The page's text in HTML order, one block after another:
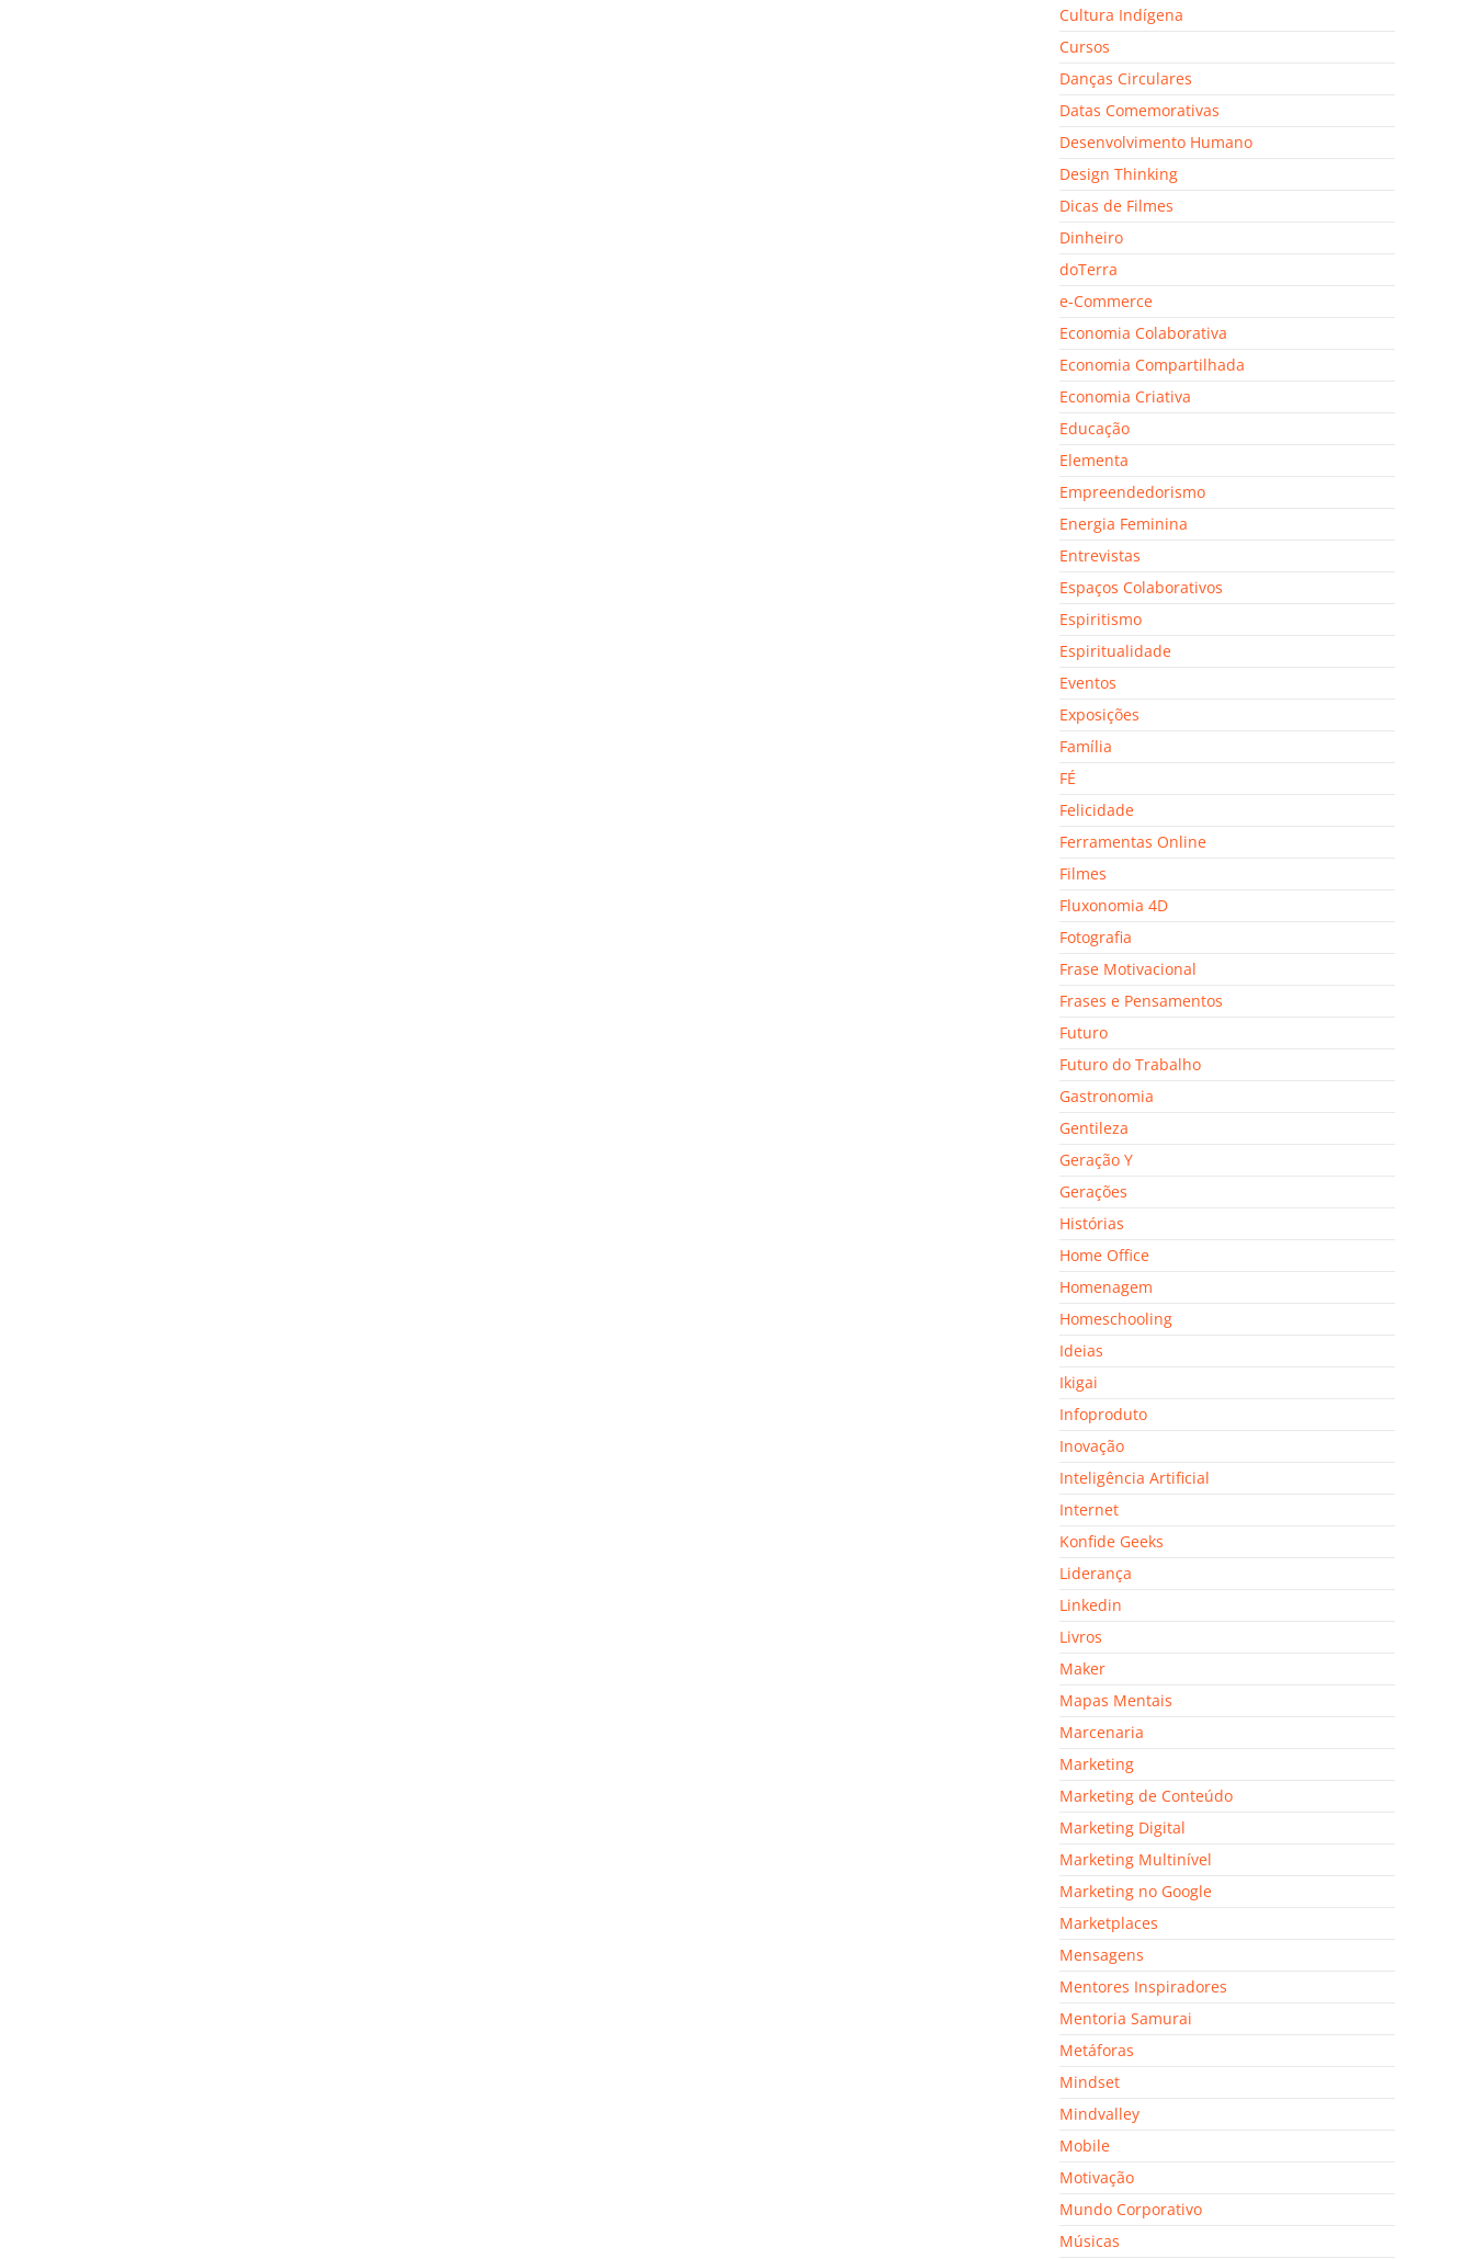
Cultura Indígena
Cursos
Danças Circulares
Datas Comemorativas
Desenvolvimento Humano
Design Thinking
Dicas de Filmes
Dinheiro
doTerra
e-Commerce
Economia Colaborativa
Economia Compartilhada
Economia Criativa
Educação
Elementa
Empreendedorismo
Energia Feminina
Entrevistas
Espaços Colaborativos
Espiritismo
Espiritualidade
Eventos
Exposições
Família
FÉ
Felicidade
Ferramentas Online
Filmes
Fluxonomia 4D
Fotografia
Frase Motivacional
Frases e Pensamentos
Futuro
Futuro do Trabalho
Gastronomia
Gentileza
Geração Y
Gerações
Histórias
Home Office
Homenagem
Homeschooling
Ideias
Ikigai
Infoproduto
Inovação
Inteligência Artificial
Internet
Konfide Geeks
Liderança
Linkedin
Livros
Maker
Mapas Mentais
Marcenaria
Marketing
Marketing de Conteúdo
Marketing Digital
Marketing Multinível
Marketing no Google
Marketplaces
Mensagens
Mentores Inspiradores
Mentoria Samurai
Metáforas
Mindset
Mindvalley
Mobile
Motivação
Mundo Corporativo
Músicas